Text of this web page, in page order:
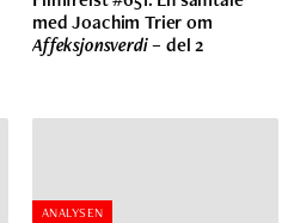
med Joachim Trier om
Affeksjonsverdi– del 2
ANALYSEN